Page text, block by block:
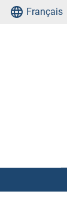
Français